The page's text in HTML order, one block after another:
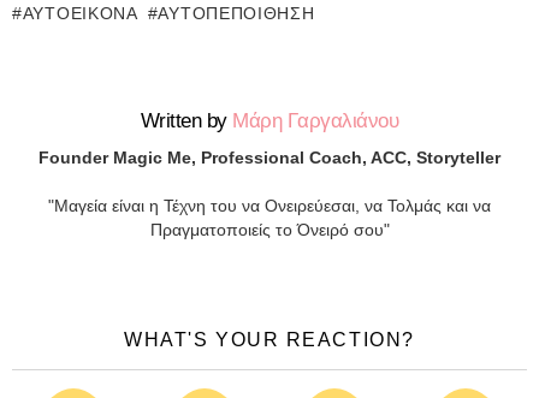
ΑΥΤΟΕΙΚΌΝΑ
ΑΥΤΟΠΕΠΟΊΘΗΣΗ
Written by Μάρη Γαργαλιάνου
Founder Magic Me, Professional Coach, ACC, Storyteller
"Μαγεία είναι η Τέχνη του να Ονειρεύεσαι, να Τολμάς και να
Πραγματοποιείς το Όνειρό σου"
WHAT'S YOUR REACTION?